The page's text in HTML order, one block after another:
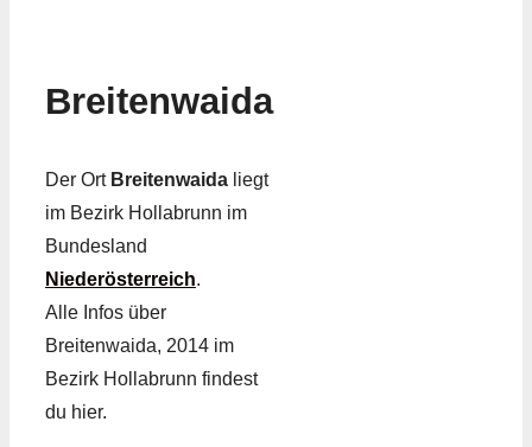
Breitenwaida
Der Ort Breitenwaida liegt
im Bezirk Hollabrunn im
Bundesland
Niederösterreich.
Alle Infos über
Breitenwaida, 2014 im
Bezirk Hollabrunn findest
du hier.